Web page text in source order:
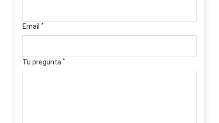
Email *
Tu pregunta *